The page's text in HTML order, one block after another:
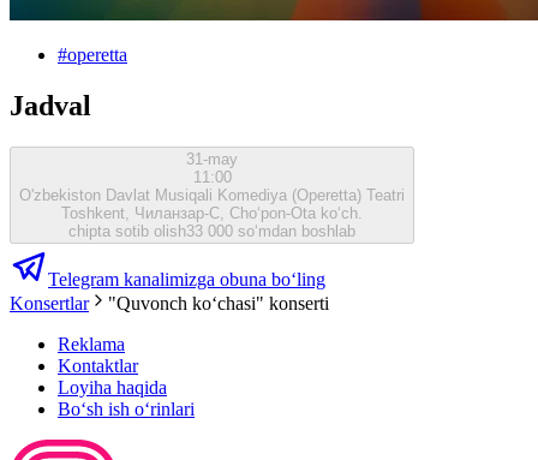
#operetta
Jadval
31-may
11:00
O'zbekiston Davlat Musiqali Komediya (Operetta) Teatri
Toshkent, Чиланзар-C, Cho‘pon-Ota ko‘ch.
chipta sotib olish33 000 so‘mdan boshlab
Telegram kanalimizga obuna bo‘ling
Konsertlar
"Quvonch koʻchasi" konserti
Reklama
Kontaktlar
Loyiha haqida
Bo‘sh ish o‘rinlari